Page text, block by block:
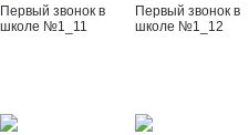
Первый звонок в
школе №1_11
Первый звонок в
школе №1_12